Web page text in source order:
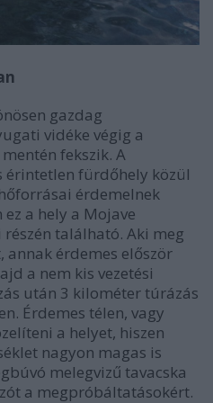
gazdag
vidéke végig a
fekszik. A
érintetlen fürdőhely közül
érdemelnek
a hely a Mojave
található. Aki meg
annak érdemes először
a nem kis vezetési
után 3 kilométer túrázás
Érdemes télen, vagy
a helyet, hiszen
nagyon magas is
melegvizű tavacska
a megpróbáltatásokért.